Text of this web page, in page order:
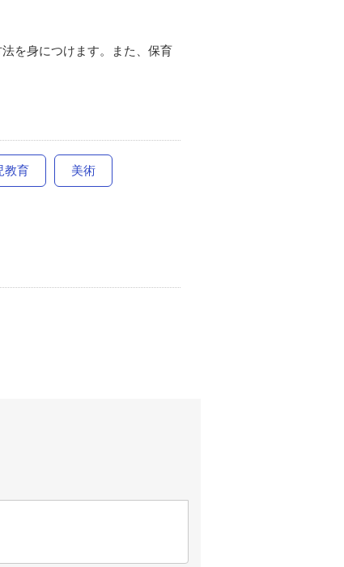
を身につけます。また、保育
教育 美術